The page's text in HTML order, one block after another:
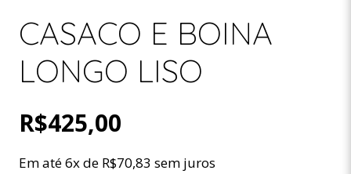
CASACO E BOINA
LONGO LISO
R$425,00
Em até 6x de R$70,83 sem juros